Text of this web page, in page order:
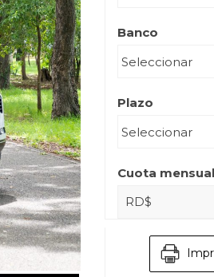
Banco
Plazo
Cuota mensual
RD$